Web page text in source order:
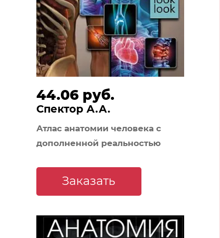
44.06 руб.
Спектор А.А.
Атлас анатомии человека с
дополненной реальностью
Заказать